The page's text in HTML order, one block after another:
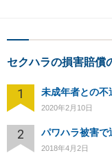
セクハラの損害賠償
1 未成年者との不
2020年2月10日
2
2018年4月2日